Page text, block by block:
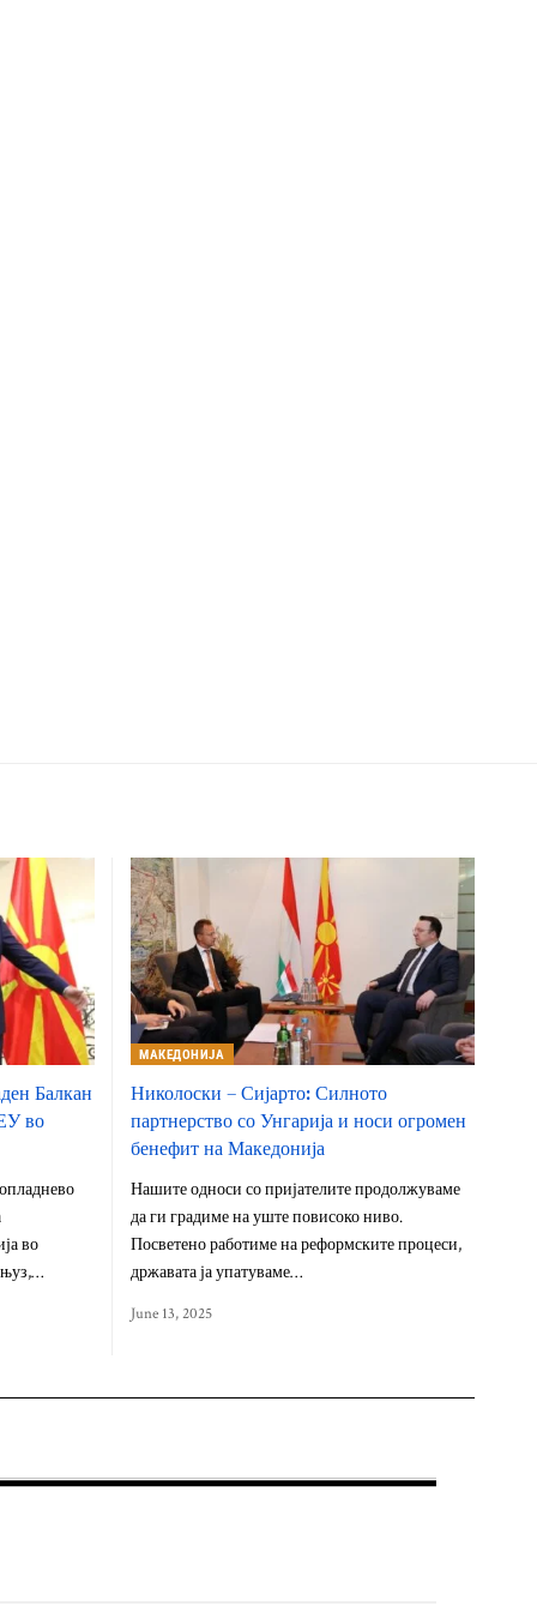
Балкан
во
во
МАКЕДОНИЈА
Николоски – Сијарто: Силното
партнерство со Унгарија и носи огромен
бенефит на Македонија
Нашите односи со пријателите продолжуваме
да ги градиме на уште повисоко ниво.
Посветено работиме на реформските процеси,
државата ја упатуваме…
June 13, 2025